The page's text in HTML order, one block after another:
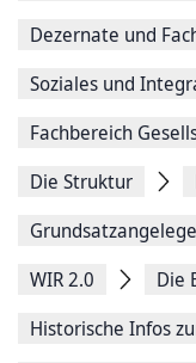
Dezernate und
Soziales und
Fachbereich
Die Struktur
WIR 2.0
Die
Historische Infos